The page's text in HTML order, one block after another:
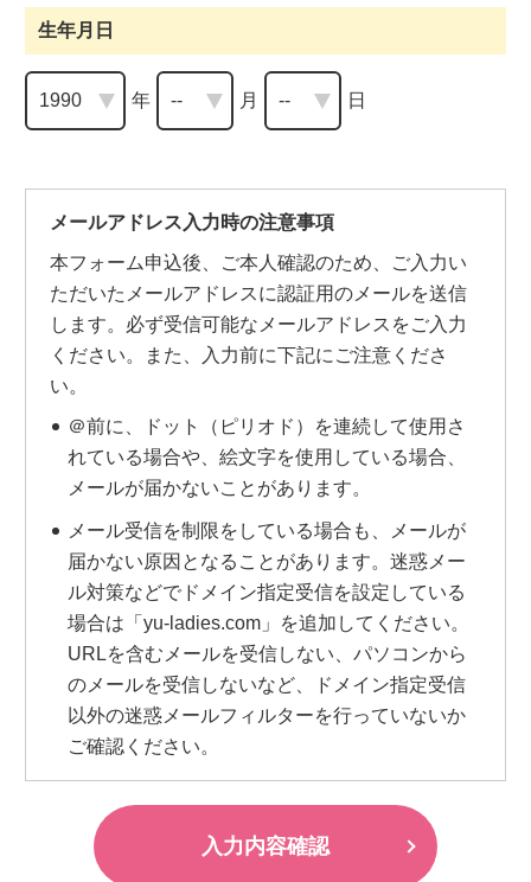
生年月日
年 月 日
メールアドレス入力時の注意事項
本フォーム申込後、ご本人確認のため、ご入力い
ただいたメールアドレスに認証用のメールを送信
します。必ず受信可能なメールアドレスをご入力
ください。また、入力前に下記にご注意くださ
い。
＠前に、ドット（ピリオド）を連続して使用さ
れている場合や、絵文字を使用している場合、
メールが届かないことがあります。
メール受信を制限をしている場合も、メールが
届かない原因となることがあります。迷惑メー
ル対策などでドメイン指定受信を設定している
場合は「yu-ladies.com」を追加してください。
URLを含むメールを受信しない、パソコンから
のメールを受信しないなど、ドメイン指定受信
以外の迷惑メールフィルターを行っていないか
ご確認ください。